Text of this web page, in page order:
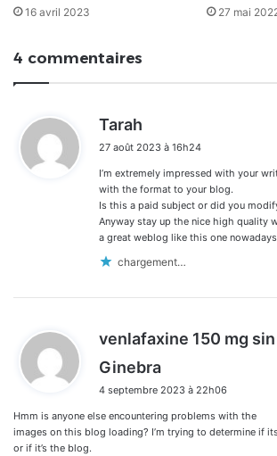
16 avril 2023 27 mai
4 commentaires
Tarah
t
:
27 août 2023 à 16h24
I’m extremely impressed with your
with the format to your blog.
Is this a paid subject or did you
Anyway stay up the nice high quality
a great weblog like this one
chargement…
venlafaxine 150 mg
Ginebra
t
:
4 septembre 2023 à 22h06
Hmm is anyone else encountering problems with the
images on this blog loading? I’m trying to determine if
or if it’s the blog.